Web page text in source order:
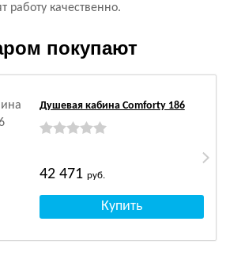
работу качественно.
покупают
Душевая кабина Comforty 186
42 471 руб.